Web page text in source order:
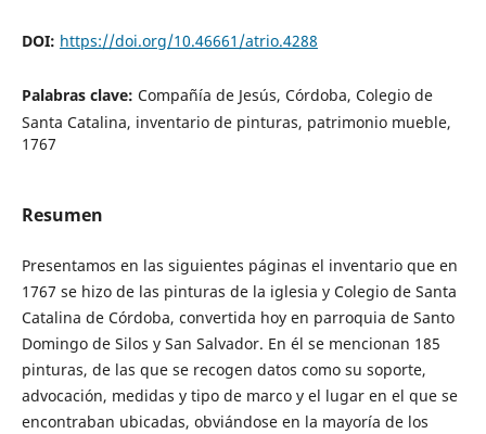
DOI: https://doi.org/10.46661/atrio.4288
Palabras clave: Compañía de Jesús, Córdoba, Colegio de
Santa Catalina, inventario de pinturas, patrimonio mueble,
1767
Resumen
Presentamos en las siguientes páginas el inventario que en
1767 se hizo de las pinturas de la iglesia y Colegio de Santa
Catalina de Córdoba, convertida hoy en parroquia de Santo
Domingo de Silos y San Salvador. En él se mencionan 185
pinturas, de las que se recogen datos como su soporte,
advocación, medidas y tipo de marco y el lugar en el que se
encontraban ubicadas, obviándose en la mayoría de los